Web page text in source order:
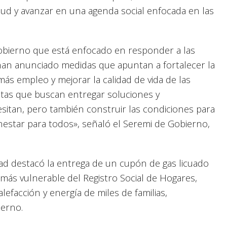
y avanzar en una agenda social enfocada en las
que está enfocado en responder a las
anunciado medidas que apuntan a fortalecer la
empleo y mejorar la calidad de vida de las
que buscan entregar soluciones y
pero también construir las condiciones para
para todos», señaló el Seremi de Gobierno,
destacó la entrega de un cupón de gas licuado
vulnerable del Registro Social de Hogares,
y energía de miles de familias,